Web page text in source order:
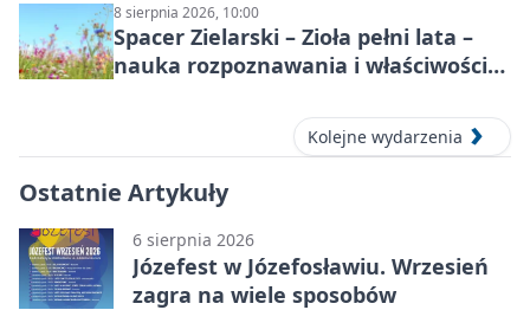
8 sierpnia 2026, 10:00
Spacer Zielarski – Zioła pełni lata –
nauka rozpoznawania i właściwości
Kolejne wydarzenia
Ostatnie Artykuły
6 sierpnia 2026
Józefest w Józefosławiu. Wrzesień
zagra na wiele sposobów